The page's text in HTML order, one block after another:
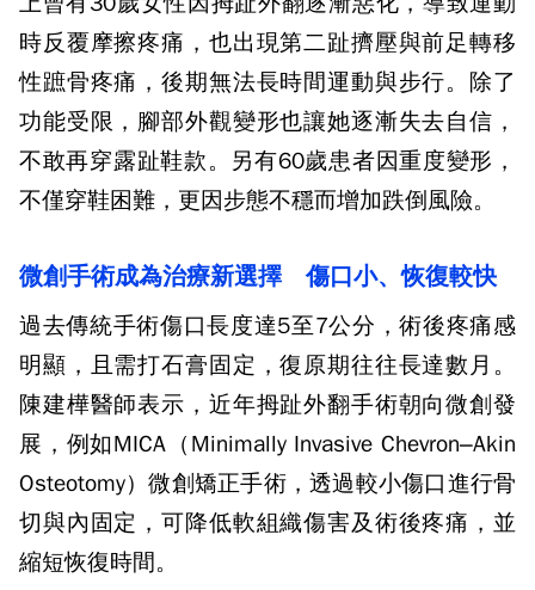
時反覆摩擦疼痛，也出現第二趾擠壓與前足轉移
性蹠骨疼痛，後期無法長時間運動與步行。除了
功能受限，腳部外觀變形也讓她逐漸失去自信，
不敢再穿露趾鞋款。另有60歲患者因重度變形，
不僅穿鞋困難，更因步態不穩而增加跌倒風險。
微創手術成為治療新選擇 傷口小、恢復較快
過去傳統手術傷口長度達5至7公分，術後疼痛感
明顯，且需打石膏固定，復原期往往長達數月。
陳建樺醫師表示，近年拇趾外翻手術朝向微創發
展，例如MICA（Minimally Invasive Chevron–Akin
Osteotomy）微創矯正手術，透過較小傷口進行骨
切與內固定，可降低軟組織傷害及術後疼痛，並
縮短恢復時間。